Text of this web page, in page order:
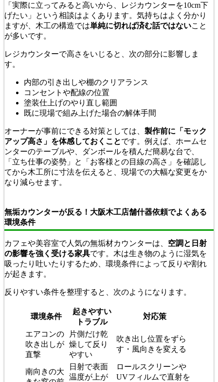
「実際に立ってみると高いから、レジカウンターを10cm下
げたい」という相談はよくあります。気持ちはよく分かり
ますが、木工の構造では単純に切れば済む話ではないこと
が多いです。
レジカウンターで高さをいじると、次の部分に影響しま
す。
内部の引き出しや棚のクリアランス
コンセントや配線の位置
塗装仕上げのやり直し範囲
既に現場で組み上げた場合の解体手間
オーナーが事前にできる対策としては、 製作前に「モック
アップ高さ」を体感しておくことです。例えば、ホームセ
ンターのテーブルや、ダンボールを積んだ簡易な台で、
「立ち仕事の姿勢」と「お客様との目線の高さ」を確認し
てから木工所に寸法を伝えると、現場での大幅な変更をか
なり減らせます。
無垢カウンターが反る！大阪木工店舗什器依頼でよくある
環境条件
カフェや美容室で人気の無垢材カウンターは、 空調と日射
の影響を強く受ける家具です。木は生き物のように湿気を
吸ったり吐いたりするため、環境条件によって反りや割れ
が起きます。
反りやすい条件を整理すると、次のようになります。
環境条件
起きやすい
トラブル
対応策
エアコンの
吹き出しが
直撃
片側だけ乾
燥して反り
やすい
吹き出し位置をずら
す・風向きを変える
南向きの大
日射で表面
温度が上が
ロールスクリーンや
UVフィルムで直射を